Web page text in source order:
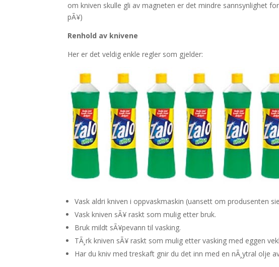
om kniven skulle gli av magneten er det mindre sannsynlighet
pÃ¥)
Renhold av knivene
Her er det veldig enkle regler som gjelder:
Vask aldri kniven i oppvaskmaskin (uansett om produsenten
Vask kniven sÃ¥ raskt som mulig etter bruk.
Bruk mildt sÃ¥pevann til vasking.
TÃ¸rk kniven sÃ¥ raskt som mulig etter vasking med eggen
Har du kniv med treskaft gnir du det inn med en nÃ¸ytral olje